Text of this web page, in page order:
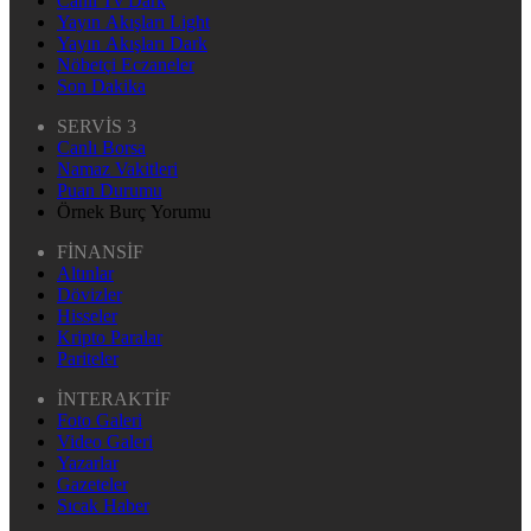
Yayın Akışları Light
Yayın Akışları Dark
Nöbetçi Eczaneler
Son Dakika
SERVİS 3
Canlı Borsa
Namaz Vakitleri
Puan Durumu
Örnek Burç Yorumu
FİNANSİF
Altınlar
Dövizler
Hisseler
Kripto Paralar
Pariteler
İNTERAKTİF
Foto Galeri
Video Galeri
Yazarlar
Gazeteler
Sıcak Haber